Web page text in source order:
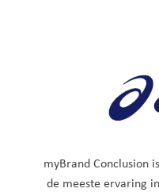
myBrand Conclusion
de meeste ervaring